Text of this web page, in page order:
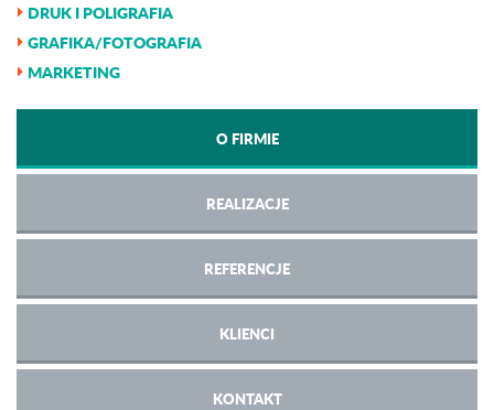
DRUK I POLIGRAFIA
GRAFIKA/FOTOGRAFIA
MARKETING
O FIRMIE
REALIZACJE
REFERENCJE
KLIENCI
KONTAKT